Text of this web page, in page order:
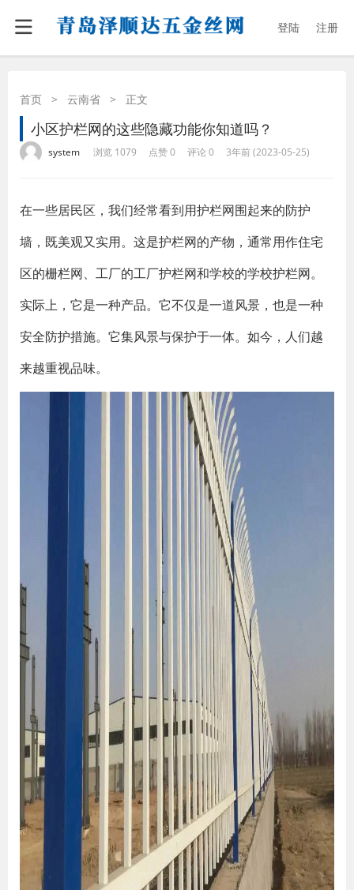
登陆 注册
首页 > 云南省 > 正文
小区护栏网的这些隐藏功能你知道吗？
system 浏览 1079 点赞 0 评论 0 3年前 (2023-05-25)
在一些居民区，我们经常看到用护栏网围起来的防护
墙，既美观又实用。这是护栏网的产物，通常用作住宅
区的栅栏网、工厂的工厂护栏网和学校的学校护栏网。
实际上，它是一种产品。它不仅是一道风景，也是一种
安全防护措施。它集风景与保护于一体。如今，人们越
来越重视品味。